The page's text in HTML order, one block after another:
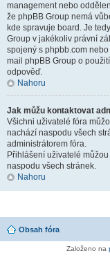
management nebo
že phpBB Group nemá
kde spravuje board. Je
Group v jakékoliv právní
spojený s phpbb.com
mail phpBB Group o
odpověď.
Nahoru
Jak můžu kontaktovat
Všichni uživatelé fóra
nachází naspodu všech
administrátorem fóra.
Přihlášení uživatelé
naspodu všech stránek.
Nahoru
Obsah fóra
Založeno na